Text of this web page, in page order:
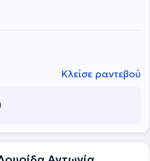
Κλείσε ραντεβού